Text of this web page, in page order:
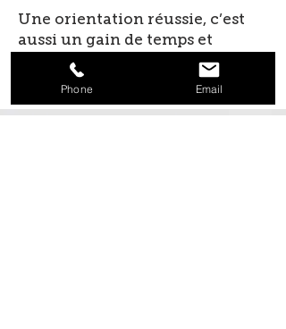
Une orientation réussie, c’est
aussi un gain de temps et
d’argent : un bénéfice pour tout
le monde !
Phone Email